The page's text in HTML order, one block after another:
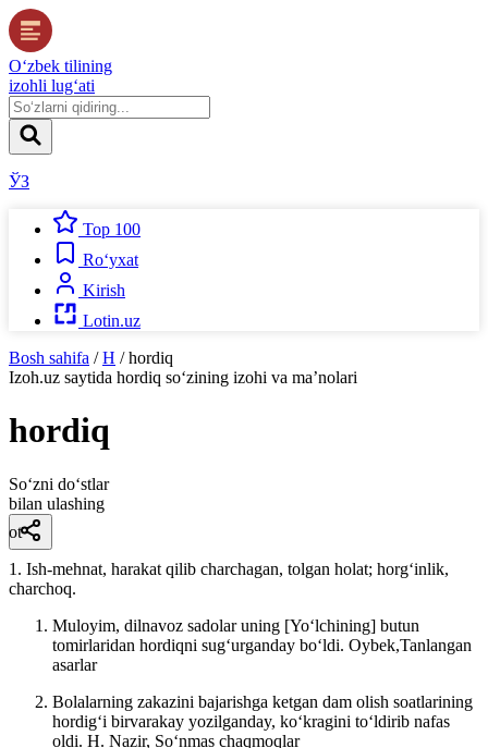
O‘zbek tilining
izohli lug‘ati
ЎЗ
Top 100
Ro‘yxat
Kirish
Lotin.uz
Bosh sahifa / H / hordiq
Izoh.uz saytida hordiq so‘zining izohi va ma’nolari
hordiq
So‘zni do‘stlar
bilan ulashing
ot
1. Ish-mehnat, harakat qilib charchagan, tolgan holat; horgʻinlik,
charchoq.
Muloyim, dilnavoz sadolar uning [Yoʻlchining] butun
tomirlaridan hordiqni sugʻurganday boʻldi. Oybek,Tanlangan
asarlar
Bolalarning zakazini bajarishga ketgan dam olish soatlarining
hordigʻi birvarakay yozilganday, koʻkragini toʻldirib nafas
oldi. H. Nazir, Soʻnmas chaqmoqlar